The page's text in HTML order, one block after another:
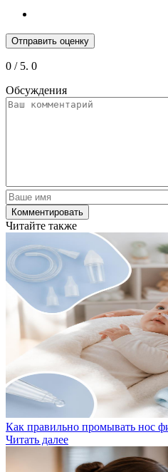
Отправить оценку
0 / 5. 0
Обсуждения
Читайте также
Как правильно промывать нос
Читать далее